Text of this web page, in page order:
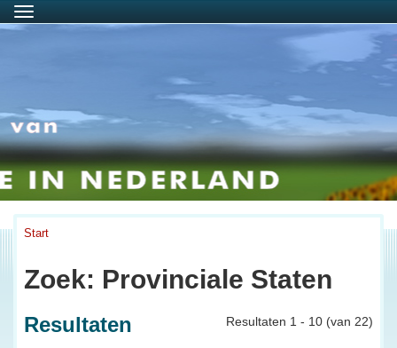
Menu
Start
Zoek: Provinciale Staten
Resultaten 1 - 10 (van 22)
Resultaten